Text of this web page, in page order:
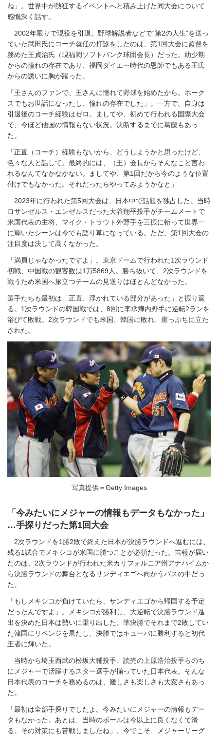
ね」。世界中が熱狂するイベントへと積み上げた同大会について
感慨深く話す。
2002年限りで現役を引退。野球解説者などで“第2の人生”を送っ
ていた武田氏にコーチ就任の打診をしたのは、第1回大会に監督を
務めた王貞治氏（現福岡ソフトバンク球団会長）だった。幼少期
からの憧れの存在であり、福岡ダイエー時代の恩師でもある王氏
からの誘いに胸が躍った。
「王さんのファンで、王さんに憧れて野球を始めたから。ホーク
スでもお世話になったし、憧れの存在でした」。一方で、自身は
引退後のコーチ経験はゼロ。ましてや、初めて行われる国際大会
で、今ほど他国の情報もない状況。決断するまでに葛藤もあっ
た。
「正直（コーチ）経験もないから、どうしようかと思ったけど、
色々な人と話して。最終的には、（王）会長からそんなこと言わ
れるなんてなかなかない。ましてや、第1回だから今のような位置
付けでもなかった。それだったらやってみようかなと」
2023年に行われた第5回大会は、日本中で話題を独占した。当時
ロサンゼルス・エンゼルスだった大谷翔平投手がチームメートで
米国代表の主将、マイク・トラウト外野手を三振に斬って世界一
に輝いたシーンは今でも語り草になっている。ただ、第1回大会の
注目度は決して高くなかった。
「満員じゃなかったですよ」。東京ドームで行われた1次ラウンド
初戦、中国戦の観客数は1万5869人。勝ち抜いて、2次ラウンドを
戦うため米国へ旅立つチームの見送りはほとんどなかった。
選手たちも最初は「正直、浮かれている部分があった」と振り返
る。1次ラウンドの韓国戦では、8回に李承燁内野手に逆転2ランを
浴びて敗戦。2次ラウンドでも米国、韓国に敗れ、崖っぷちに立た
された。
写真提供＝Getty Images
「今みたいにメジャーの情報もデータもなかった」
…手探りだった第1回大会
2次ラウンドを1勝2敗で終えた日本が決勝ラウンドへ進むには、
残る1試合でメキシコが米国に勝つことが必須だった。吉報が届い
たのは、2次ラウンドが行われた米カリフォルニア州アナハイムか
ら決勝ラウンドの舞台となるサンディエゴへ向かうバスの中だっ
た。
「もしメキシコが負けていたら、サンディエゴから帰国する予定
だったんですよ」。メキシコが勝利し、大逆転で決勝ラウンド進
出を決めた日本は勢いに乗り出した。準決勝でそれまで2敗してい
た韓国にリベンジを果たし、決勝ではキューバに勝利すると初代
王者に輝いた。
当時から埼玉西武の松坂大輔投手、読売の上原浩治投手らのち
にメジャーで活躍するスター選手が揃っていた日本代表。そんな
日本代表のコーチを務めるのは、難しさも楽しさも大変さもあっ
た。
「最初は全部手探りでしたよ。今みたいにメジャーの情報もデー
タもなかった。あとは、当時のボールは今以上に良くなくて滑
る。その対策にも苦戦しましたね」。今でこそ、メジャーリーグ